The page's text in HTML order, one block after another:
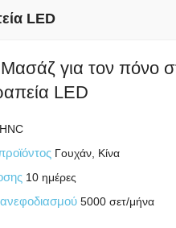
LED
για τον πόνο
LED
Γουχάν, Κίνα
10 ημέρες
5000 σετ/μήνα